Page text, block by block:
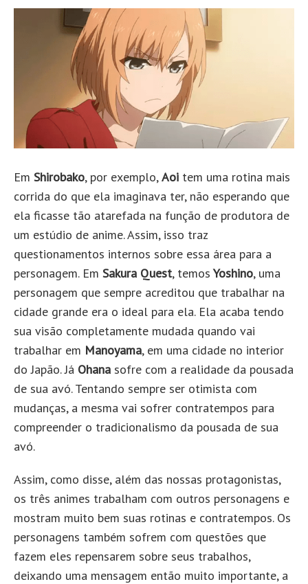
Em Shirobako, por exemplo,Aoi tem uma rotina mais
corrida do que ela imaginava ter, não esperando que
ela ficasse tão atarefada na função de produtora de
um estúdio de anime. Assim, isso traz
questionamentos internos sobre essa área para a
personagem. Em Sakura Quest, temosYoshino, uma
personagem que sempre acreditou que trabalhar na
cidade grande era o ideal para ela. Ela acaba tendo
sua visão completamente mudada quando vai
trabalhar em Manoyama, em uma cidade no interior
do Japão. Já Ohana sofre com a realidade da pousada
de sua avó. Tentando sempre ser otimista com
mudanças, a mesma vai sofrer contratempos para
compreender o tradicionalismo da pousada de sua
avó.
Assim, como disse, além das nossas protagonistas,
os três animes trabalham com outros personagens e
mostram muito bem suas rotinas e contratempos. Os
personagens também sofrem com questões que
fazem eles repensarem sobre seus trabalhos,
deixando uma mensagem então muito importante, a